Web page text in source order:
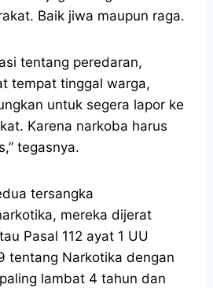
Baik jiwa maupun raga.
tentang peredaran,
tempat tinggal warga,
untuk segera lapor ke
Karena narkoba harus
tegasnya.
tersangka
mereka dijerat
Pasal 112 ayat 1 UU
tentang Narkotika dengan
lambat 4 tahun dan